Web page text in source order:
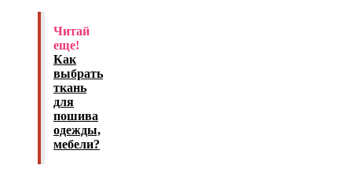
Читай
еще!
Как
выбрать
ткань
для
пошива
одежды,
мебели?